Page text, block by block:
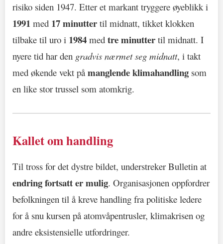
risiko siden 1947. Etter et markant tryggere øyeblikk i
1991 med 17 minutter til midnatt, tikket klokken
tilbake til uro i 1984 med tre minutter til midnatt. I
nyere tid har den gradvis nærmet seg midnatt, i takt
med økende vekt påmanglende klimahandling som
en like stor trussel som atomkrig.
Kallet om handling
Til tross for det dystre bildet, understreker Bulletin at
endring fortsatt er mulig. Organisasjonen oppfordrer
befolkningen til å kreve handling fra politiske ledere
for å snu kursen på atomvåpentrusler, klimakrisen og
andre eksistensielle utfordringer.